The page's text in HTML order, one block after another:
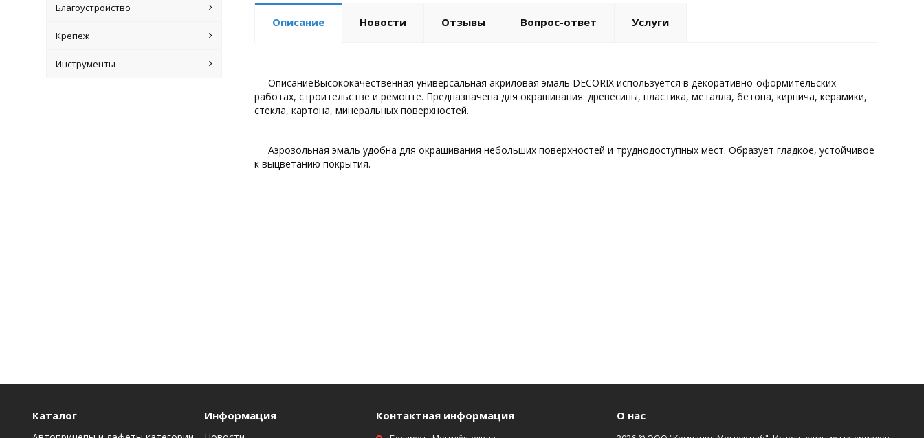
Благоустройство
Крепеж
Инструменты
Описание Новости Отзывы Вопрос-ответ Услуги
ОписаниеВысококачественная универсальная акриловая эмаль DECORIX используется в декоративно-оформительских
работах, строительстве и ремонте. Предназначена для окрашивания: древесины, пластика, металла, бетона, кирпича, керамики,
стекла, картона, минеральных поверхностей.
Аэрозольная эмаль удобна для окрашивания небольших поверхностей и труднодоступных мест. Образует гладкое, устойчивое
к выцветанию покрытия.
Каталог Информация Контактная информация О нас